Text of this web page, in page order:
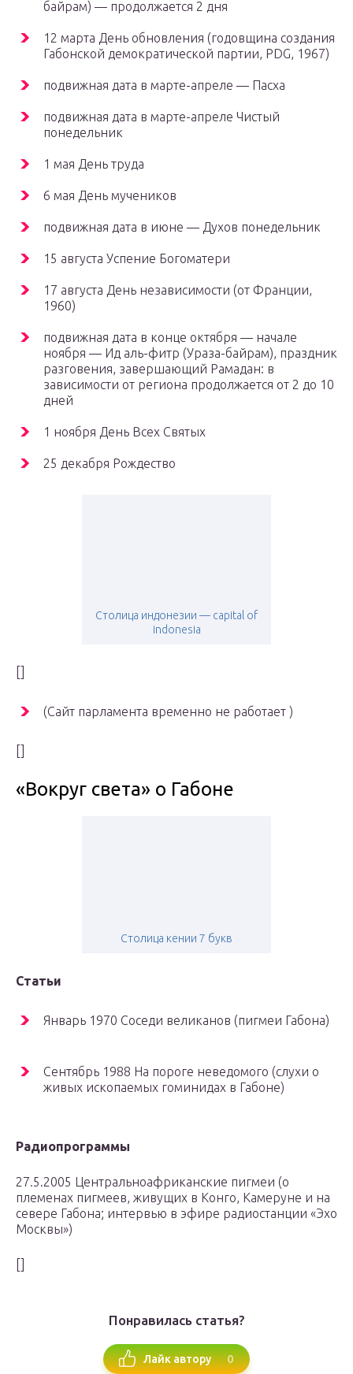
байрам) — продолжается 2 дня
12 марта День обновления (годовщина создания
Габонской демократической партии, PDG, 1967)
подвижная дата в марте-апреле — Пасха
подвижная дата в марте-апреле Чистый
понедельник
1 мая День труда
6 мая День мучеников
подвижная дата в июне — Духов понедельник
15 августа Успение Богоматери
17 августа День независимости (от Франции,
1960)
подвижная дата в конце октября — начале
ноября — Ид аль-фитр (Ураза-байрам), праздник
разговения, завершающий Рамадан: в
зависимости от региона продолжается от 2 до 10
дней
1 ноября День Всех Святых
25 декабря Рождество
Столица индонезии — capital of
indonesia
(Сайт парламента временно не работает )
«Вокруг света» о Габоне
Столица кении 7 букв
Статьи
Январь 1970 Соседи великанов (пигмеи Габона)
Сентябрь 1988 На пороге неведомого (слухи о
живых ископаемых гоминидах в Габоне)
Радиопрограммы
27.5.2005 Центральноафриканские пигмеи (о
племенах пигмеев, живущих в Конго, Камеруне и на
севере Габона; интервью в эфире радиостанции «Эхо
Москвы»)
Понравилась статья?
Лайк автору 0